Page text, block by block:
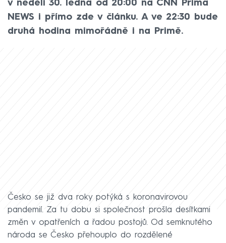
v neděli 30. ledna od 20:00 na CNN Prima
NEWS i přímo zde v článku. A ve 22:30 bude
druhá hodina mimořádně i na Primě.
Česko se již dva roky potýká s koronavirovou
pandemií. Za tu dobu si společnost prošla desítkami
změn v opatřeních a řadou postojů. Od semknutého
národa se Česko přehouplo do rozdělené